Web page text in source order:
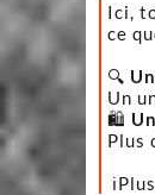
Ici,
ce
🔍
Un
🛍️
Plus